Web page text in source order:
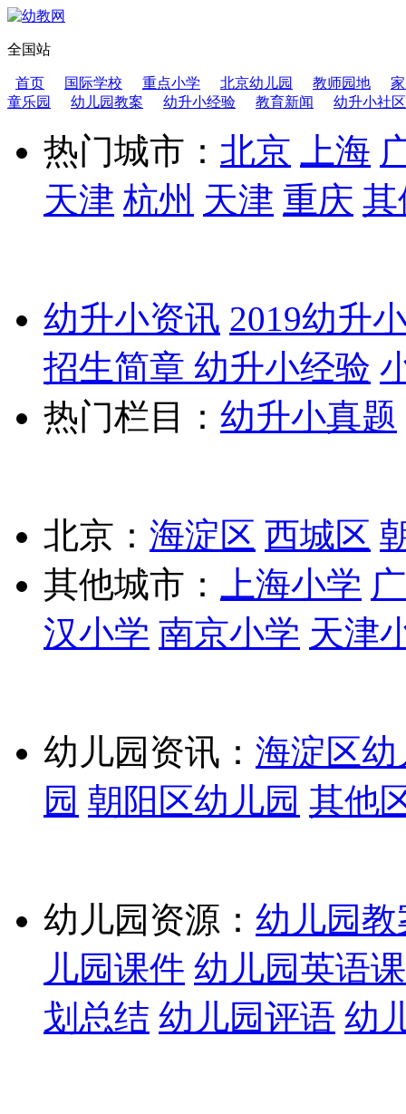
全国站
首页 国际学校 重点小学 北京幼儿园 教师园地
童乐园
幼儿园教案 幼升小经验 教育新闻 幼升小社区
热门城市： 北京 上海
天津 杭州 天津 重庆 其
幼升小资讯 2019幼升
招生简章 幼升小经验
热门栏目： 幼升小真题
北京： 海淀区 西城区
其他城市：
上海小学
汉小学 南京小学 天津
幼儿园资讯： 海淀区幼
园 朝阳区幼儿园 其他
幼儿园资源： 幼儿园教
儿园课件 幼儿园英语
划总结 幼儿园评语 幼